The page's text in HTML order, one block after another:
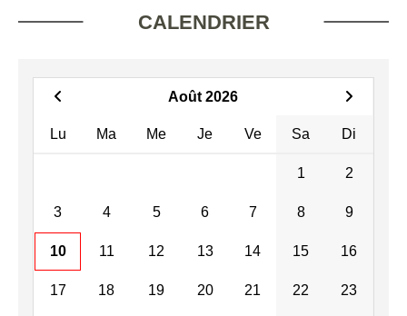
CALENDRIER
Août 2026
Lu Ma Me Je Ve Sa Di
1 2
3 4 5 6 7 8 9
10 11 12 13 14 15 16
17 18 19 20 21 22 23